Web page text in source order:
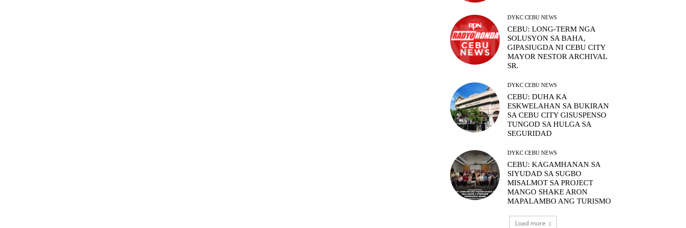
DYKC CEBU NEWS
CEBU: LONG-TERM NGA
SOLUSYON SA BAHA,
GIPASIUGDA NI CEBU CITY
MAYOR NESTOR ARCHIVAL
SR.
DYKC CEBU NEWS
CEBU: DUHA KA
ESKWELAHAN SA BUKIRAN
SA CEBU CITY GISUSPENSO
TUNGOD SA HULGA SA
SEGURIDAD
DYKC CEBU NEWS
CEBU: KAGAMHANAN SA
SIYUDAD SA SUGBO
MISALMOT SA PROJECT
MANGO SHAKE ARON
MAPALAMBO ANG TURISMO
Load more